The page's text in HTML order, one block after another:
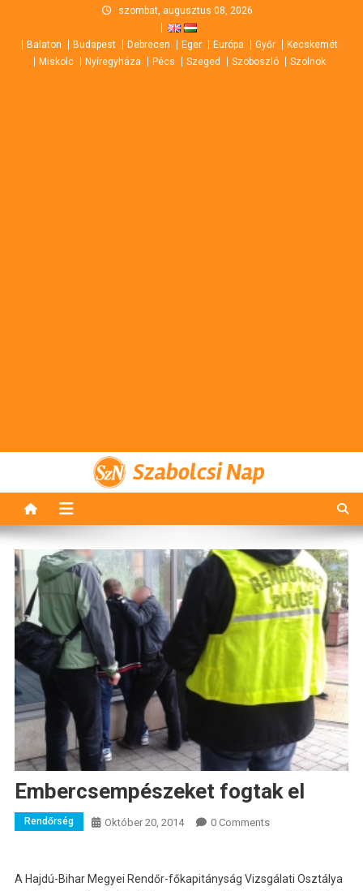
content
szombat, augusztus 08, 2026
Balaton Budapest Debrecen Eger Európa Győr
Kecskemét
Miskolc
Nyíregyháza Pécs Szeged Szoboszló Szolnok
Szabolcsi Nap
Embercsempészeket fogtak el
Rendőrség Október 20, 2014 0 Comments
A Hajdú-Bihar Megyei Rendőr-főkapitányság Vizsgálati Osztálya